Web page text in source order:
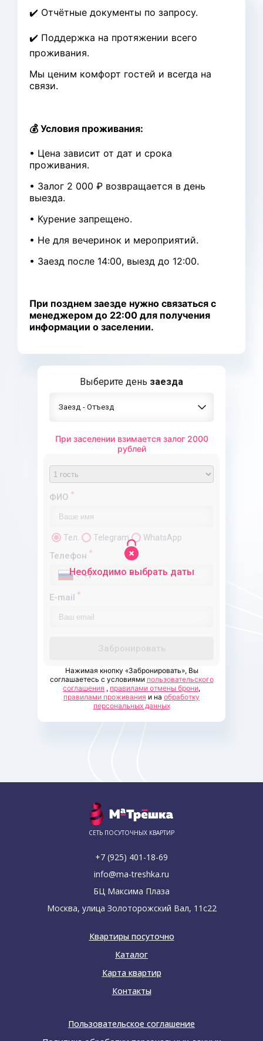
✔️ Отчётные документы по запросу.
✔️ Поддержка на протяжении всего
проживания.
Мы ценим комфорт гостей и всегда на
связи.
💰 Условия проживания:
• Цена зависит от дат и срока
проживания.
• Залог 2 000 ₽ возвращается в день
выезда.
• Курение запрещено.
• Не для вечеринок и мероприятий.
• Заезд после 14:00, выезд до 12:00.
При позднем заезде нужно связаться с
менеджером до 22:00 для получения
информации о заселении.
Выберите день заезда
Заезд - Отъезд
При заселении взимается залог 2000
рублей
Необходимо выбрать даты
Предоплата Полная оплата
ФИО *
Тел. Telegram WhatsApp
Телефон *
E-mail *
Забронировать
Нажимая кнопку «Забронировать», Вы
соглашаетесь с условиями пользовательского
соглашения , правилами отмены брони,
правилами проживания и на обработку
персональных данных
СЕТЬ ПОСУТОЧНЫХ КВАРТИР
+7 (925) 401-18-69
info@ma-treshka.ru
БЦ Максима Плаза
Москва, улица Золоторожский Вал, 11с22
Квартиры посуточно
Каталог
Карта квартир
Контакты
Пользовательское соглашение